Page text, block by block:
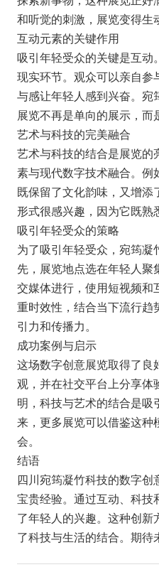
和听觉的刺激，展览变得生
互动元素的关键作用
吸引年轻受众的关键是互动
现实环节。观众可以亲自参
与感让年轻人感到兴奋。宛
展览不再是单向的展示，而
艺术与科技的完美融合
艺术与科技的结合是展览的
素与现代数字技术融合。例
既保留了文化韵味，又增
形式很感兴趣，因为它既熟
吸引年轻受众的策略
为了吸引年轻受众，宛筠
先，展览地点选在年轻人
交媒体进行，使用短视频和
重时效性，结合当下流行趋
引力和传播力。
成功案例与启示
这场数字创意展览取得了良
观，并在社交平台上分享体
明，科技与艺术的结合是
来，更多展览可以借鉴这
会。
结语
四川宛筠凝竹科技的数字
宝贵经验。通过互动、科技
了年轻人的兴趣。这种创
了科技与生活的结合。期待